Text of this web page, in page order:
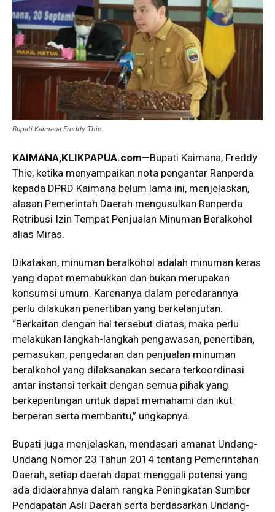
Bupati Kaimana Freddy Thie.
KAIMANA,KLIKPAPUA.com—Bupati Kaimana, Freddy
Thie, ketika menyampaikan nota pengantar Ranperda
kepada DPRD Kaimana belum lama ini, menjelaskan,
alasan Pemerintah Daerah mengusulkan Ranperda
Retribusi Izin Tempat Penjualan Minuman Beralkohol
alias Miras.
Dikatakan, minuman beralkohol adalah minuman keras
yang dapat memabukkan dan bukan merupakan
konsumsi umum. Karenanya dalam peredarannya
perlu dilakukan penertiban yang berkelanjutan.
“Berkaitan dengan hal tersebut diatas, maka perlu
melakukan langkah-langkah pengawasan, penertiban,
pemasukan, pengedaran dan penjualan minuman
beralkohol yang dilaksanakan secara terkoordinasi
antar instansi terkait dengan semua pihak yang
berkepentingan untuk dapat memahami dan ikut
berperan serta membantu,” ungkapnya.
Bupati juga menjelaskan, mendasari amanat Undang-
Undang Nomor 23 Tahun 2014 tentang Pemerintahan
Daerah, setiap daerah dapat menggali potensi yang
ada didaerahnya dalam rangka Peningkatan Sumber
Pendapatan Asli Daerah serta berdasarkan Undang-